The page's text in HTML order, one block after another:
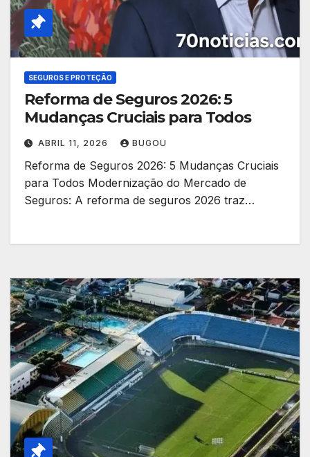
SEGUROS E PROTEÇÃO
Reforma de Seguros 2026: 5
Mudanças Cruciais para Todos
ABRIL 11, 2026 BUGOU
Reforma de Seguros 2026: 5 Mudanças Cruciais
para Todos Modernização do Mercado de
Seguros: A reforma de seguros 2026 traz…